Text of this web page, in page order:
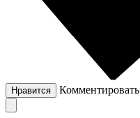
Нравится Комментировать